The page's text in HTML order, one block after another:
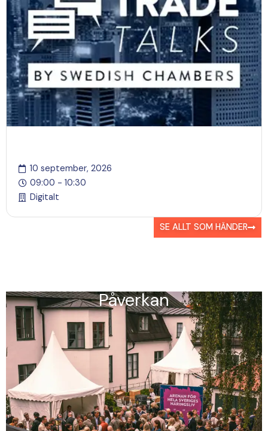
10 september, 2026
09:00 - 10:30
Digitalt
SE ALLT SOM HÄNDER
Påverkan